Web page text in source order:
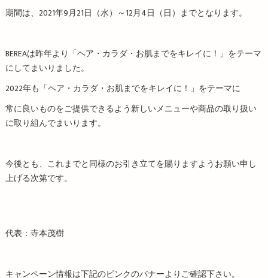
期間は、2021年9月21日（水）～12月4日（日）までとなります。
BEREAは昨年より「ヘア・カラダ・お肌までをキレイに！」をテーマ
にしてまいりました。
2022年も「ヘア・カラダ・お肌までをキレイに！」をテーマに
常に良いものをご提供できるよう新しいメニューや商品の取り扱い
に取り組んでまいります。
今後とも、これまでと同様のお引き立てを賜りますようお願い申し
上げる次第です。
代表：寺本茂樹
キャンペーン情報は下記のピンクのバナーよりご確認下さい。